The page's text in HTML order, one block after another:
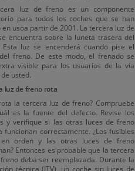
luz de freno es un componente
para todos los coches que se han
en usoa partir de 2001. La tercera luz de
encuentra sobre la luneta trasera del
Esta luz se encenderá cuando pise el
freno. De este modo, el frenado se
visible para los usuarios de la vía
usted.
luz de freno rota
la tercera luz de freno? Compruebe
es la fuente del defecto. Revise los
y verifique si las otras luces de freno
funcionan correctamente. ¿Los fusibles
en orden y las otras luces de freno
Entonces es probable que la tercera
deba ser reemplazada. Durante la
técnica (ITV), un coche sin luces de